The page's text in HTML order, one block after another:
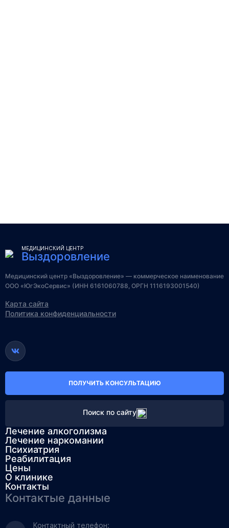
МЕДИЦИНСКИЙ ЦЕНТР
Выздоровление
Медицинский центр «Выздоровление» — коммерческое наименование
ООО «ЮгЭкоСервис» (ИНН 6161060788, ОРГН 1116193001540)
Карта сайта
Политика конфиденциальности
ПОЛУЧИТЬ КОНСУЛЬТАЦИЮ
Поиск по сайту
Лечение алкоголизма
Лечение наркомании
Психиатрия
Реабилитация
Цены
О клинике
Контакты
Контактые данные
Контактный телефон: